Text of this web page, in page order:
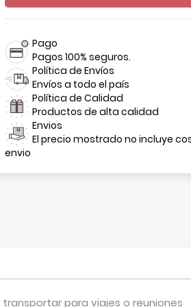
Pago
Pagos 100% seguros.
Política de Envíos
Envíos a todo el país
Política de Calidad
Productos de alta calidad
Envios
El precio mostrado no incluye
envio
para viajes o reuniones